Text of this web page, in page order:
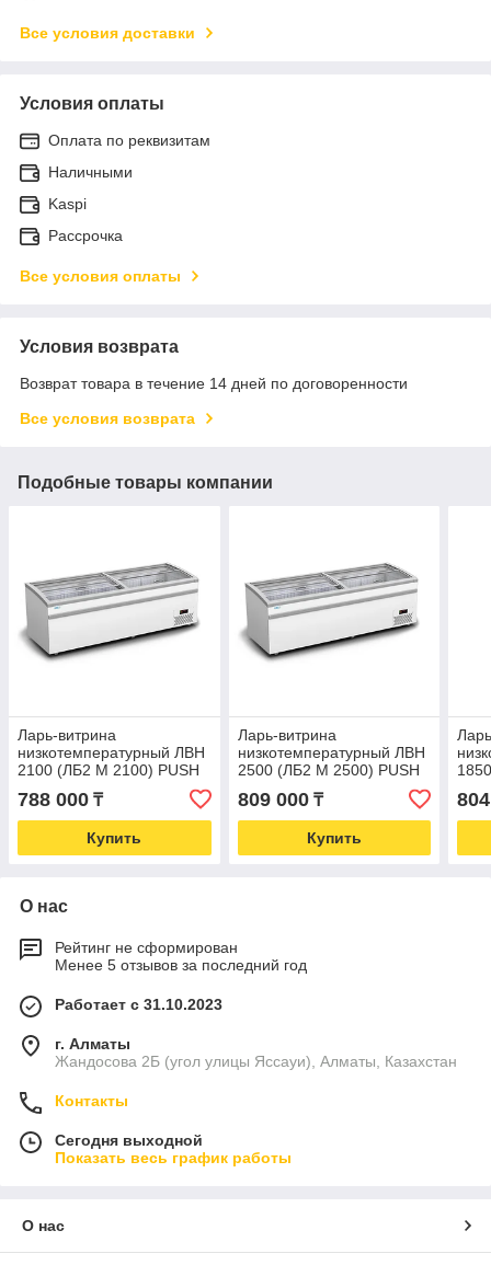
Все условия доставки
Условия оплаты
Оплата по реквизитам
Наличными
Kaspi
Рассрочка
Все условия оплаты
Условия возврата
Возврат товара в течение 14 дней по договоренности
Все условия возврата
Подобные товары компании
Ларь-витрина
низкотемпературный ЛВН
2100 (ЛБ2 М 2100) PUSH
788 000 ₸
Купить
Ларь-витрина
низкотемпературный ЛВН
2500 (ЛБ2 М 2500) PUSH
809 000₸
Купить
О нас
Рейтинг не сформирован
Менее 5 отзывов за последний год
Работает с 31.10.2023
г. Алматы
Жандосова 2Б (угол улицы Яссауи), Алматы, Казахстан
Контакты
Сегодня выходной
Показать весь график работы
О нас